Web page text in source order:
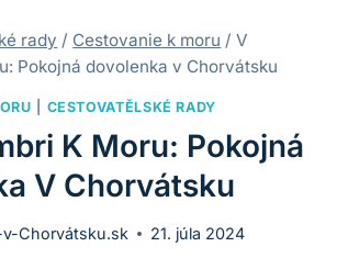
rady / Cestovanie k moru / V
Pokojná dovolenka v Chorvátsku
CESTOVATĚLSKÉ RADY
K Moru: Pokojná
V Chorvátsku
v-Chorvátsku.sk 21. júla 2024